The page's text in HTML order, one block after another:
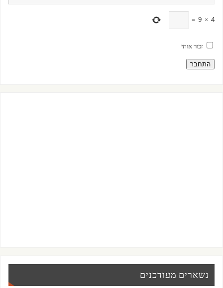
4
×
9
=
זכור אותי
התחבר
נשארים מעודכנים